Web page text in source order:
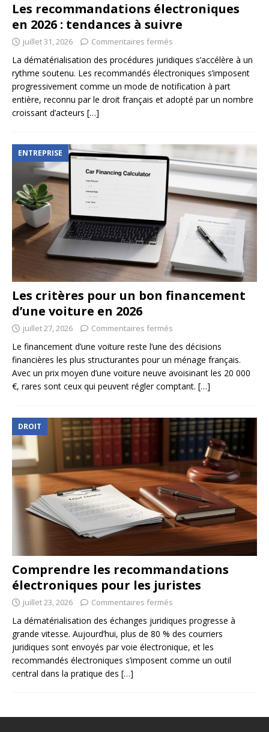
Les recommandations électroniques
en 2026 : tendances à suivre
juillet 31, 2026 Commentaires fermés
La dématérialisation des procédures juridiques s’accélère à un
rythme soutenu. Les recommandés électroniques s’imposent
progressivement comme un mode de notification à part
entière, reconnu par le droit français et adopté par un nombre
croissant d’acteurs […]
ENTREPRISE
Les critères pour un bon financement
d’une voiture en 2026
juillet 27, 2026 Commentaires fermés
Le financement d’une voiture reste l’une des décisions
financières les plus structurantes pour un ménage français.
Avec un prix moyen d’une voiture neuve avoisinant les 20 000
€, rares sont ceux qui peuvent régler comptant. […]
DROIT
Comprendre les recommandations
électroniques pour les juristes
juillet 23, 2026 Commentaires fermés
La dématérialisation des échanges juridiques progresse à
grande vitesse. Aujourd’hui, plus de 80 % des courriers
juridiques sont envoyés par voie électronique, et les
recommandés électroniques s’imposent comme un outil
central dans la pratique des […]